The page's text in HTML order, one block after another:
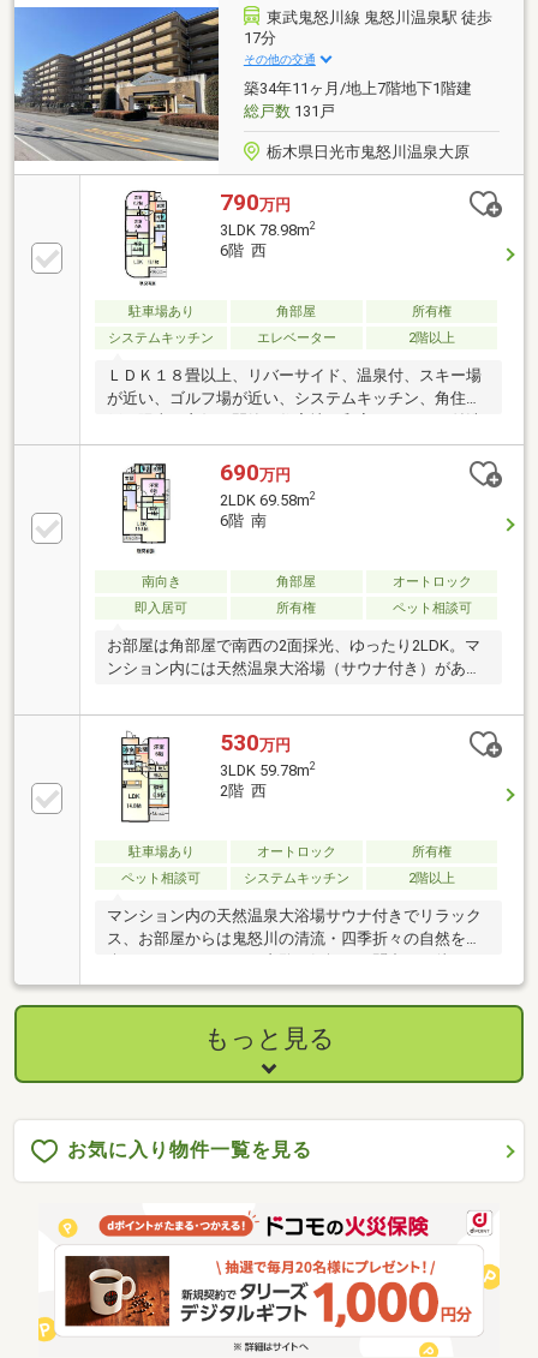
合わせを24時間受付対応◆成約されたお客様には、突
発的な設備トラブルに対応する「駆けつけ」サービス
を提供しております。24時間365日コールセンター対
応、30分以内の一次応急処置を無料で実施。※対象期
間・対象者・対象設備等の諸条件あり
東武鬼怒川線 鬼怒川温泉駅 徒歩
17分
その他の交通
築34年11ヶ月/地上7階地下1階建
総戸数131戸
栃木県日光市鬼怒川温泉大原
790万円
3LDK 78.98m2
6階 西
駐車場あり 角部屋
所有権
システムキッチン
エレベーター 2階以上
ＬＤＫ１８畳以上、リバーサイド、温泉付、スキー場
が近い、ゴルフ場が近い、システムキッチン、角住
面化粧台、２４時間ゴミ出し可、２面以上バルコニ
ー、温水洗浄便座、緑豊かな住宅地、前面棟無、眺望
良好、全居室６畳以上、エレベーター、駐輪場、バイ
ク置場
690万円
2LDK 69.58m2
6階 南
南向き 角部屋
オートロック
即入居可
所有権 ペット相談可
お部屋は角部屋で南西の2面採光、ゆったり2LDK。マ
ンション内には天然温泉大浴場（サウナ付き）があり
530万円
3LDK 59.78m2
2階 西
駐車場あり オートロック
所有権
ペット相談可
システムキッチン 2階以上
マンション内の天然温泉大浴場サウナ付きでリラック
ス、お部屋からは鬼怒川の清流・四季折々の自然をお
ております。
もっと見る
お気に入り物件一覧を見る